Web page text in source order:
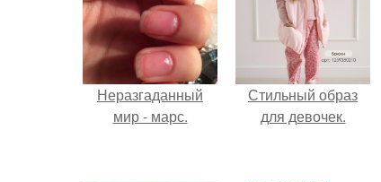
Неразгаданный
мир - марс.
Стильный образ
для девочек.